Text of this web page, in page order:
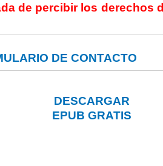
de percibir los derechos
DE CONTACTO
DESCARGAR
EPUB GRATIS